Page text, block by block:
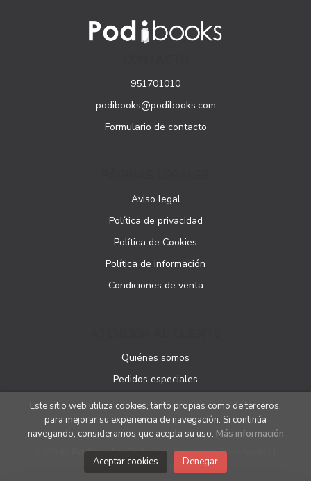
951701010
podibooks@podibooks.com
Formulario de contacto
Aviso legal
Política de privacidad
Política de Cookies
Política de información
Condiciones de venta
Quiénes somos
Pedidos especiales
Podibooks. Todos los Derechos Reservados |
Podiprint
Este sitio web utiliza cookies, tanto propias como de terceros,
para mejorar su experiencia de navegación. Si continúa
navegando, consideramos que acepta su uso. Más información
Aceptar cookies Denegar